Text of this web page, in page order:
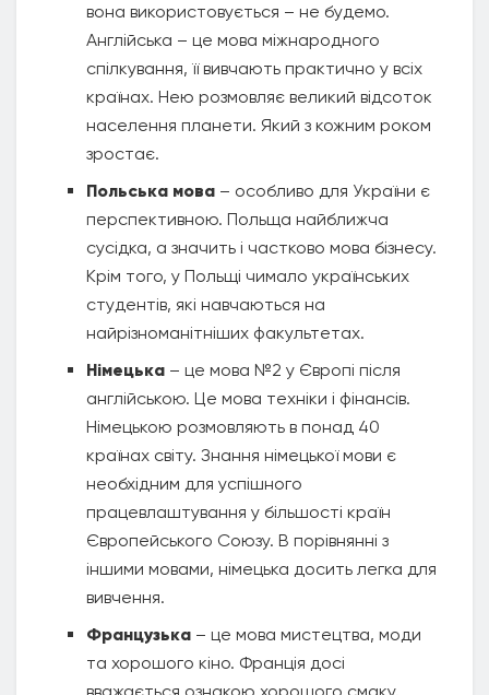
вона використовується – не будемо.
Англійська – це мова міжнародного
спілкування, її вивчають практично у всіх
країнах. Нею розмовляє великий відсоток
населення планети. Який з кожним роком
зростає.
Польська мова – особливо для України є
перспективною. Польща найближча
сусідка, а значить і частково мова бізнесу.
Крім того, у Польщі чимало українських
студентів, які навчаються на
найрізноманітніших факультетах.
Німецька – це мова №2 у Європі після
англійською. Це мова техніки і фінансів.
Німецькою розмовляють в понад 40
країнах світу. Знання німецької мови є
необхідним для успішного
працевлаштування у більшості країн
Європейського Союзу. В порівнянні з
іншими мовами, німецька досить легка для
вивчення.
Французька – це мова мистецтва, моди
та хорошого кіно. Франція досі